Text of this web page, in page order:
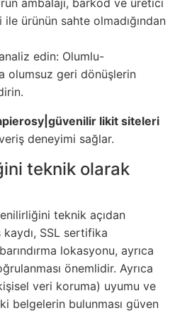
ürünün sahte olmadığından
analiz edin: Olumlu-
olumsuz geri dönüşlerin
likit siteleri
deneyimi sağlar.
teknik olarak
teknik açıdan
SSL sertifika
lokasyonu, ayrıca
önemlidir. Ayrıca
veri koruma) uyumu ve
belgelerin bulunması güven